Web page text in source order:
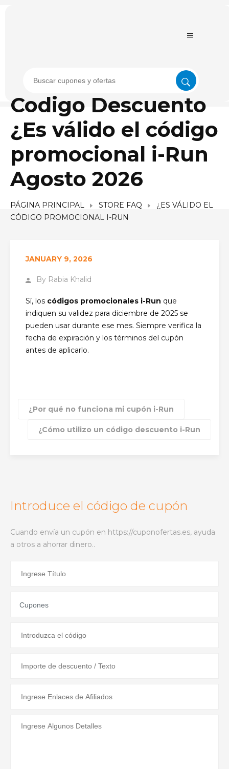
Codigo Descuento
¿Es válido el código
promocional i-Run
Agosto 2026
PÁGINA PRINCIPAL STORE FAQ
¿ES VÁLIDO EL
CÓDIGO PROMOCIONAL I-RUN
JANUARY 9, 2026
By Rabia Khalid
Sí, los códigos promocionales i-Run que
indiquen su validez para diciembre de 2025 se
pueden usar durante ese mes. Siempre verifica la
fecha de expiración y los términos del cupón
antes de aplicarlo.
¿Por qué no funciona mi cupón i-Run
¿Cómo utilizo un código descuento i-Run
Introduce el código de cupón
Cuando envía un cupón en https://cuponofertas.es, ayuda
a otros a ahorrar dinero..